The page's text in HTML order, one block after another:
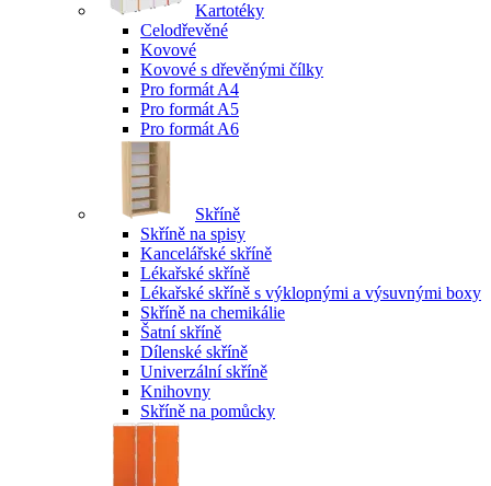
Kartotéky
Celodřevěné
Kovové
Kovové s dřevěnými čílky
Pro formát A4
Pro formát A5
Pro formát A6
Skříně
Skříně na spisy
Kancelářské skříně
Lékařské skříně
Lékařské skříně s výklopnými a výsuvnými boxy
Skříně na chemikálie
Šatní skříně
Dílenské skříně
Univerzální skříně
Knihovny
Skříně na pomůcky